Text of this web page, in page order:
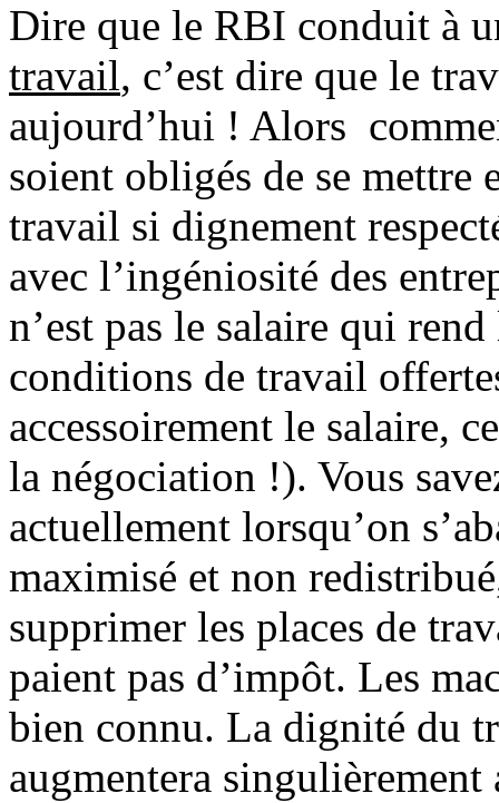
Dire que le RBI conduit à
travail, c’est dire que le
aujourd’hui ! Alors
soient obligés de se mettre
travail si dignement
avec l’ingéniosité des
n’est pas le salaire qui
conditions de travail
accessoirement le salaire,
la négociation !). Vous
actuellement lorsqu’on
maximisé et non
supprimer les places de
paient pas d’impôt. Les
bien connu. La dignité du
augmentera